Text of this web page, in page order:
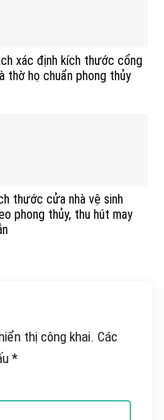
xác định kích thước cổng
thờ họ chuẩn phong thủy
thước cửa nhà vệ sinh
phong thủy, thu hút may
thị công khai. Các
*